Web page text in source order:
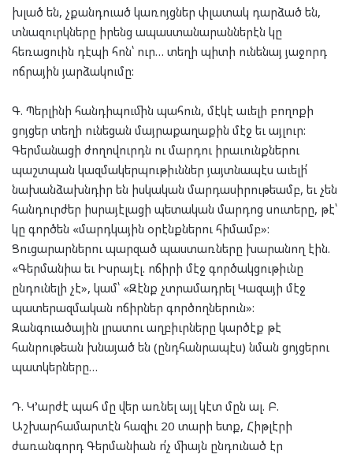
խլած են, չքանդուած կառոյցներ փլատակ դարձած են,
տնազուրկները իրենց ապաստանարաններէն կը
հեռացուին դէպի հոն՝ ուր… տեղի պիտի ունենայ յաջորդ
ոճրային յարձակումը:
Գ. Պերլինի հանդիպումին պահուն, մէկէ աւելի բողոքի
ցոյցեր տեղի ունեցան մայրաքաղաքին մէջ եւ այլուր:
Գերմանացի ժողովուրդն ու մարդու իրաւունքներու
պաշտպան կազմակերպութիւններ յայտնապէս աւելի՛
նախանձախնդիր են իսկական մարդասիրութեամբ, եւ չեն
հանդուրժեր իսրայէլացի պետական մարդոց սուտերը, թէ՝
կը գործեն «մարդկային օրէնքներու հիմամբ»:
Ցուցարարներու պարզած պաստառները խարանող էին.
«Գերմանիա եւ Իսրայէլ. ոճիրի մէջ գործակցութիւնը
ընդունելի չէ», կամ՝ «Զէնք չտրամադրել Կազայի մէջ
պատերազմական ոճիրներ գործողներուն»:
Զանգուածային լրատու աղբիւրները կարծէք թէ
հանրութեան խնայած են (ընդհանրապէս) նման ցոյցերու
պատկերները…
Դ. Կ’արժէ պահ մը վեր առնել այլ կէտ մըն ալ. Բ.
Աշխարհամարտէն հազիւ 20 տարի ետք, Հիթլէրի
ժառանգորդ Գերմանիան ո՛չ միայն ընդունած էր